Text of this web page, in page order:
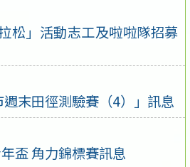
松」活動志工及啦啦隊招募
末田徑測驗賽（4）」訊息
盃 角力錦標賽訊息